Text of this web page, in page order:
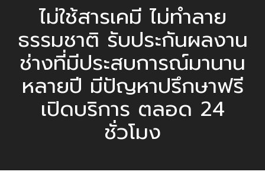
ไม่ใช้สารเคมี ไม่ทำลาย
ธรรมชาติ รับประกันผลงาน
ช่างที่มีประสบการณ์มานาน
หลายปี มีปัญหาปรึกษาฟรี
เปิดบริการ ตลอด 24
ชั่วโมง